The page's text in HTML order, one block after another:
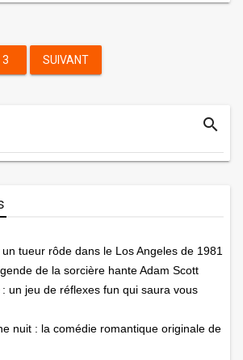
3 SUIVANT
search
tueur rôde dans le Los Angeles de 1981
de la sorcière hante Adam Scott
un jeu de réflexes fun qui saura vous
nuit : la comédie romantique originale de